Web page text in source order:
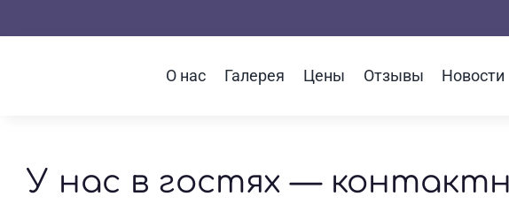
to
О нас Галерея Цены Отзывы Новости
У нас в гостях —